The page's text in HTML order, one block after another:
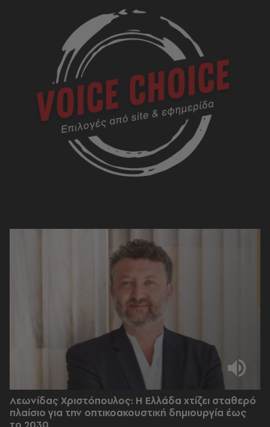
Λεωνίδας Χριστόπουλος: Η Ελλάδα χτίζει σταθερό
πλαίσιο για την οπτικοακουστική δημιουργία έως